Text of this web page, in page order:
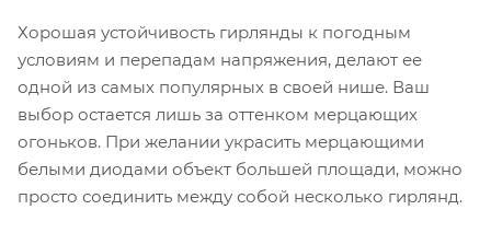
Хорошая устойчивость гирлянды к погодным
условиям и перепадам напряжения, делают ее
одной из самых популярных в своей нише. Ваш
выбор остается лишь за оттенком мерцающих
огоньков. При желании украсить мерцающими
белыми диодами объект большей площади, можно
просто соединить между собой несколько гирлянд.